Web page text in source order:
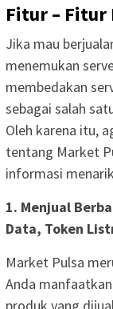
Fitur – Fitur
Jika mau
menemukan
membedakan
sebagai salah
Oleh karena itu,
tentang Market
informasi
1. Menjual
Data, Token
Market Pulsa
Anda
produk yang